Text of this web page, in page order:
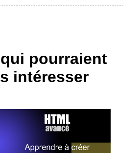
pourraient
intéresser